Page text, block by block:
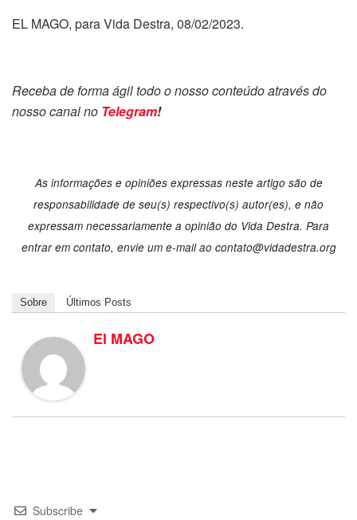
EL MAGO, para Vida Destra, 08/02/2023.
Receba de forma ágil todo o nosso conteúdo através do
nosso canal no Telegram!
As informações e opiniões expressas neste artigo são de
responsabilidade de seu(s) respectivo(s) autor(es), e não
expressam necessariamente a opinião do Vida Destra. Para
entrar em contato, envie um e-mail ao contato@vidadestra.org
Sobre Últimos Posts
El MAGO
Subscribe